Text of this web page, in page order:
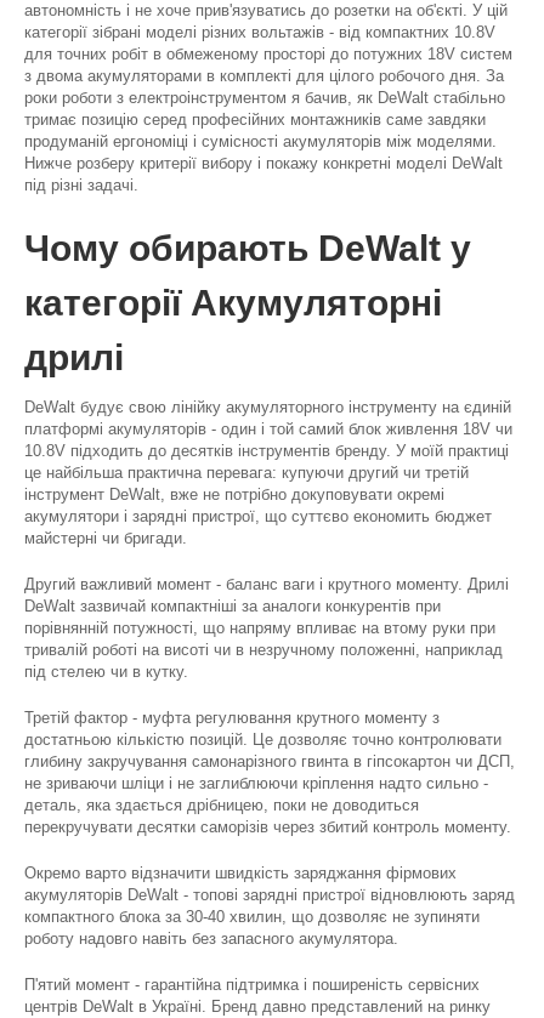
автономність і не хоче прив'язуватись до розетки на об'єкті. У цій
категорії зібрані моделі різних вольтажів - від компактних 10.8V
для точних робіт в обмеженому просторі до потужних 18V систем
з двома акумуляторами в комплекті для цілого робочого дня. За
роки роботи з електроінструментом я бачив, як DeWalt стабільно
тримає позицію серед професійних монтажників саме завдяки
продуманій ергономіці і сумісності акумуляторів між моделями.
Нижче розберу критерії вибору і покажу конкретні моделі DeWalt
під різні задачі.
Чому обирають DeWalt у
категорії Акумуляторні
дрилі
DeWalt будує свою лінійку акумуляторного інструменту на єдиній
платформі акумуляторів - один і той самий блок живлення 18V чи
10.8V підходить до десятків інструментів бренду. У моїй практиці
це найбільша практична перевага: купуючи другий чи третій
інструмент DeWalt, вже не потрібно докуповувати окремі
акумулятори і зарядні пристрої, що суттєво економить бюджет
майстерні чи бригади.
Другий важливий момент - баланс ваги і крутного моменту. Дрилі
DeWalt зазвичай компактніші за аналоги конкурентів при
порівнянній потужності, що напряму впливає на втому руки при
тривалій роботі на висоті чи в незручному положенні, наприклад
під стелею чи в кутку.
Третій фактор - муфта регулювання крутного моменту з
достатньою кількістю позицій. Це дозволяє точно контролювати
глибину закручування самонарізного гвинта в гіпсокартон чи ДСП,
не зриваючи шліци і не заглиблюючи кріплення надто сильно -
деталь, яка здається дрібницею, поки не доводиться
перекручувати десятки саморізів через збитий контроль моменту.
Окремо варто відзначити швидкість заряджання фірмових
акумуляторів DeWalt - топові зарядні пристрої відновлюють заряд
компактного блока за 30-40 хвилин, що дозволяє не зупиняти
роботу надовго навіть без запасного акумулятора.
П'ятий момент - гарантійна підтримка і поширеність сервісних
центрів DeWalt в Україні. Бренд давно представлений на ринку